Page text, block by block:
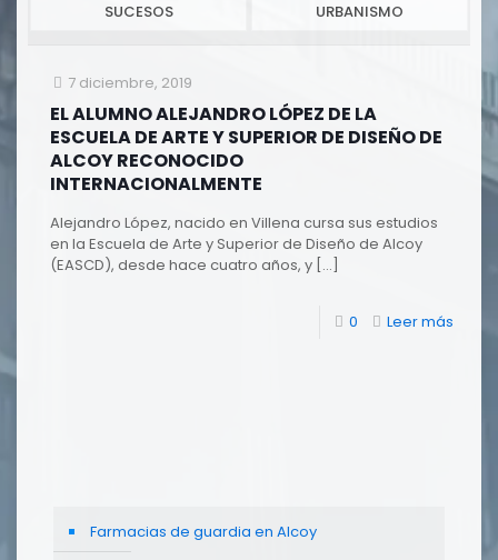
SUCESOS URBANISMO
7 diciembre, 2019
EL ALUMNO ALEJANDRO LÓPEZ DE LA
ESCUELA DE ARTE Y SUPERIOR DE DISEÑO DE
ALCOY RECONOCIDO
INTERNACIONALMENTE
Alejandro López, nacido en Villena cursa sus estudios
en la Escuela de Arte y Superior de Diseño de Alcoy
(EASCD), desde hace cuatro años, y […]
0 Leer más
Farmacias de guardia en Alcoy